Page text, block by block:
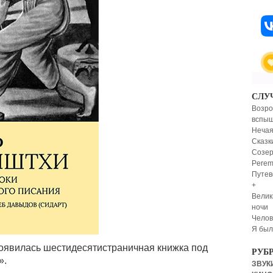
шестидесятистраничная книжка под
+
ночи
Я был